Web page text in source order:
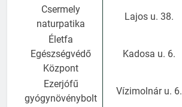
Csermely
naturpatika
Lajos u. 38.
Életfa
Egészségvédő
Központ
Kadosa u. 6.
Ezerjófű
gyógynövénybolt
Vízimolnár u. 6.